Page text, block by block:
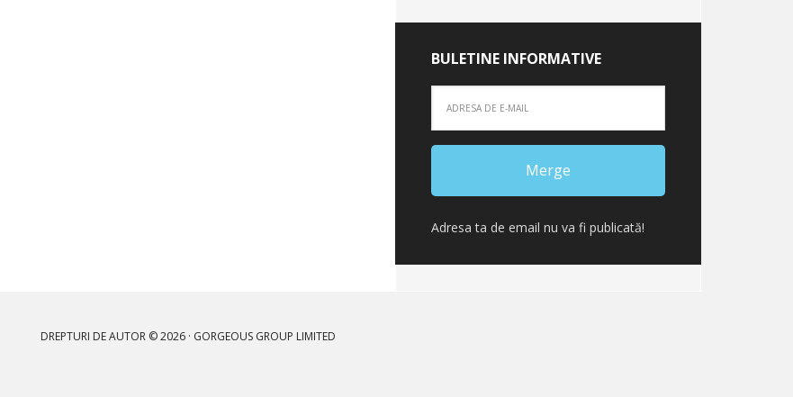
BULETINE INFORMATIVE
Adresa ta de email nu va fi publicată!
DREPTURI DE AUTOR © 2026 · GORGEOUS GROUP LIMITED